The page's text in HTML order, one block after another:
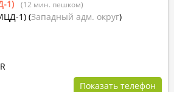
1) (12 мин. пешком)
1) (Западный адм. округ)
Показать телефон